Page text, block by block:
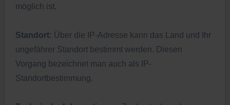
möglich ist.
Standort: Über die IP-Adresse kann das Land und Ihr
ungefährer Standort bestimmt werden. Diesen
Vorgang bezeichnet man auch als IP-
Standortbestimmung.